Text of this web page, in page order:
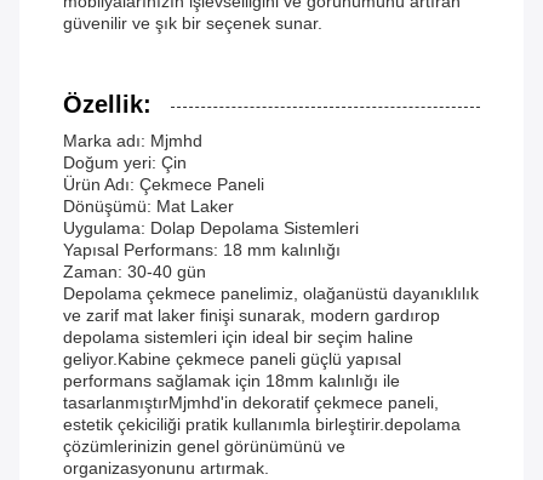
güvenilir ve şık bir seçenek sunar.
Özellik:
Marka adı: Mjmhd
Doğum yeri: Çin
Ürün Adı: Çekmece Paneli
Dönüşümü: Mat Laker
Uygulama: Dolap Depolama Sistemleri
Yapısal Performans: 18 mm kalınlığı
Zaman: 30-40 gün
Depolama çekmece panelimiz, olağanüstü dayanıklılık
ve zarif mat laker finişi sunarak, modern gardırop
depolama sistemleri için ideal bir seçim haline
geliyor.Kabine çekmece paneli güçlü yapısal
performans sağlamak için 18mm kalınlığı ile
tasarlanmıştırMjmhd'in dekoratif çekmece paneli,
estetik çekiciliği pratik kullanımla birleştirir.depolama
çözümlerinizin genel görünümünü ve
organizasyonunu artırmak.